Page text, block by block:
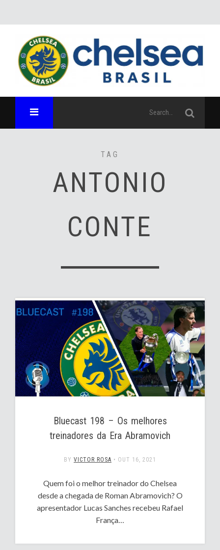
TAG
ANTONIO
CONTE
Bluecast 198 – Os melhores
treinadores da Era Abramovich
BY VICTOR ROSA • OUT 16, 2021
Quem foi o melhor treinador do Chelsea
desde a chegada de Roman Abramovich? O
apresentador Lucas Sanches recebeu Rafael
França…